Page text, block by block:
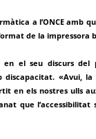
a l’ONCE amb
de la impressora
en el seu discurs
discapacitat. «Avui,
en els nostres ulls
que